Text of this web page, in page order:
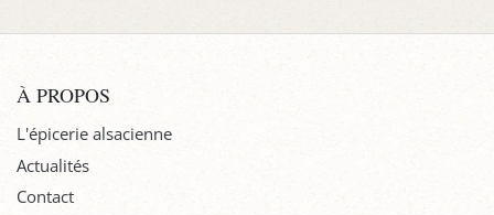
À PROPOS
L'épicerie alsacienne
Actualités
Contact